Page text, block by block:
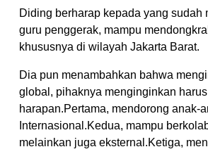
Diding berharap kepada yang sudah
guru penggerak, mampu
khususnya di wilayah Jakarta Barat.
Dia pun menambahkan bahwa
global, pihaknya menginginkan
harapan.Pertama, mendorong anak-
Internasional.Kedua, mampu
melainkan juga eksternal.Ketiga,